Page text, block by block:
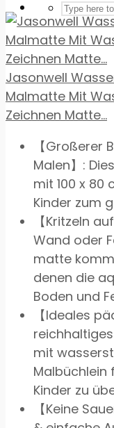
Jasonwell
Malmatte Mit
Zeichnen Matte...
【Großerer
Malen】:
mit 100 x 80
Kinder zum
【Kritzeln
Wand oder
matte
denen die
Boden und
【Ideales
mit
Malbüchlein
Kinder zu
【Keine